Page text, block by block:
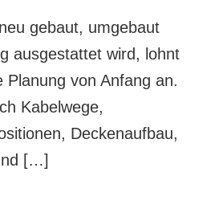
gebaut, umgebaut
ausgestattet wird, lohnt
Planung von Anfang an.
Kabelwege,
Deckenaufbau,
[…]